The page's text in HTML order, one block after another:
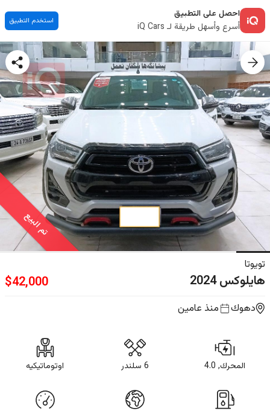
احصل على التطبيق
أسرع وأسهل طريقة لـ iQ Cars
استخدم التطبيق
تم البيع
تويوتا
هايلوكس2024
$42,000
دهوك منذ عامين
المحرك, 4.0 6 سلندر اوتوماتيكيه